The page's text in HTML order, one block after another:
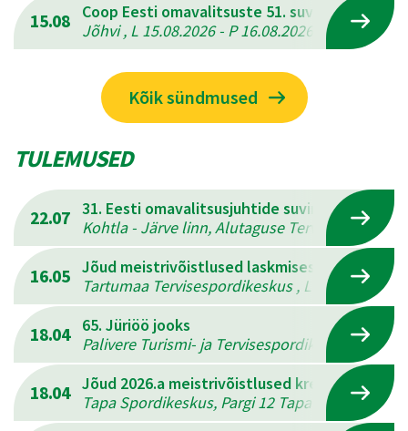
15.08
Coop Eesti omavalitsuste 51. suvemängud
Jõhvi , L 15.08.2026 - P 16.08.2026
Kõik sündmused
TULEMUSED
22.07 31. Eesti omavalitsusjuhtide suvine
Kohtla - Järve linn, Alutaguse
16.05 Jõud meistrivõistlused laskmises
Tartumaa Tervisespordikeskus , L 16.05.2026 -
18.04
65. Jüriöö jooks
Palivere Turismi- ja Tervisespordikeskus , L
18.04 Jõud 2026.a meistrivõistlused kreeka-rooma
Tapa Spordikeskus, Pargi 12 Tapal , L